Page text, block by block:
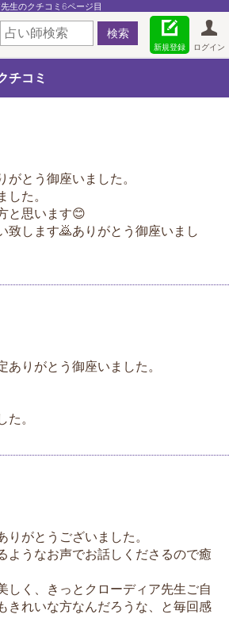
生のクチコミ6ページ目
ログイン
新規登録
チコミ
とう御座いました。
た。
と思います😊
致します🙇ありがとう御座いまし
りがとう御座いました。
。
がとうございました。
ようなお声でお話しくださるので癒
しく、きっとクローディア先生ご自
きれいな方なんだろうな、と毎回感